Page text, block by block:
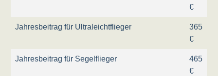
€
Jahresbeitrag für Ultraleichtflieger
365
€
Jahresbeitrag für Segelflieger
465
€